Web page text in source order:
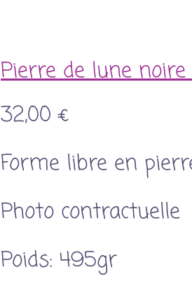
Pierre de lune
32,00 €
Forme libre en
Photo contractuelle
Poids: 495gr